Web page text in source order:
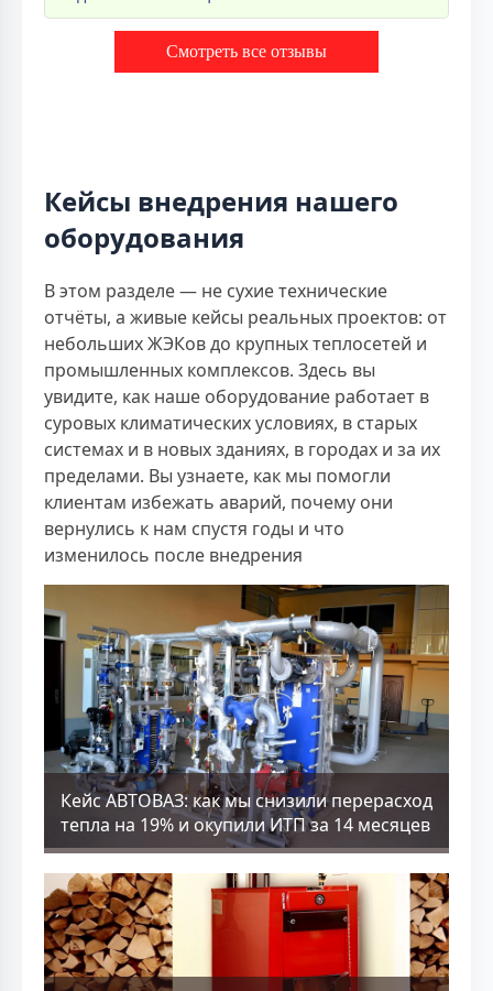
Смотреть все отзывы
Кейсы внедрения нашего
оборудования
В этом разделе — не сухие технические
отчёты, а живые кейсы реальных проектов: от
небольших ЖЭКов до крупных теплосетей и
промышленных комплексов. Здесь вы
увидите, как наше оборудование работает в
суровых климатических условиях, в старых
системах и в новых зданиях, в городах и за их
пределами. Вы узнаете, как мы помогли
клиентам избежать аварий, почему они
вернулись к нам спустя годы и что
изменилось после внедрения
Кейс АВТОВАЗ: как мы снизили перерасход
тепла на 19% и окупили ИТП за 14 месяцев